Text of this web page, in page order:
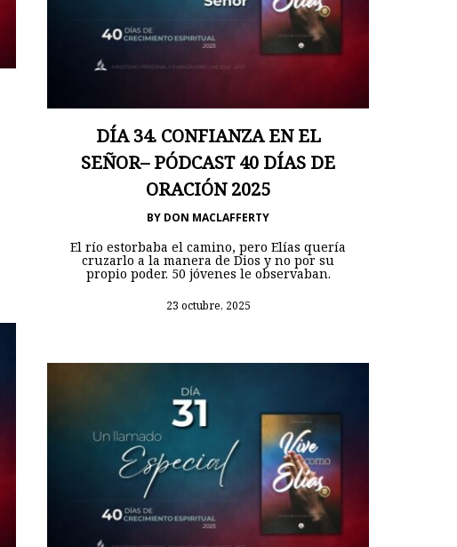
DÍA 34. CONFIANZA EN EL
SEÑOR– PÓDCAST 40 DÍAS DE
ORACIÓN 2025
BY DON MACLAFFERTY
El río estorbaba el camino, pero Elías quería
cruzarlo a la manera de Dios y no por su
propio poder. 50 jóvenes le observaban.
23 octubre, 2025